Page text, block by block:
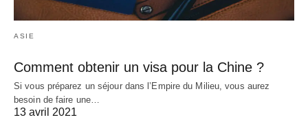
ASIE
Comment obtenir un visa pour la Chine ?
Si vous préparez un séjour dans l’Empire du Milieu, vous aurez
besoin de faire une…
13 avril 2021